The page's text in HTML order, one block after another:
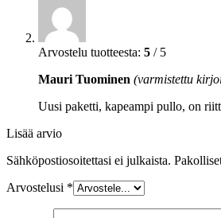
Arvostelu tuotteesta: 5 / 5
Mauri Tuominen (varmistettu
Uusi paketti, kapeampi pullo, on
Lisää arvio
Sähköpostiosoitettasi ei julkaista.
Arvostelusi *